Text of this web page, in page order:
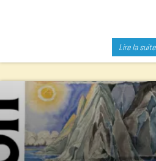
Lire la suite